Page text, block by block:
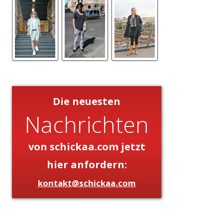
Die neuesten
Nachrichten
von schickaa.com jetzt
hier anfordern:
kontakt@schickaa.com